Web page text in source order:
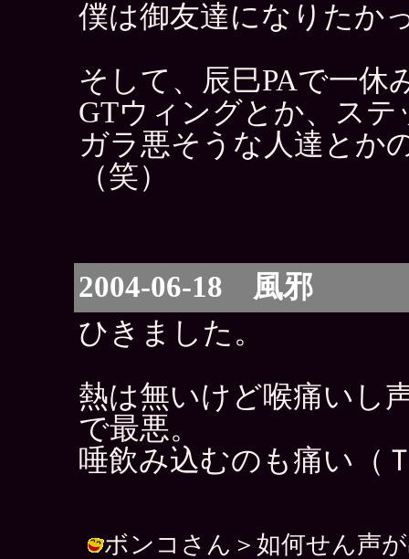
僕は御友達になりたか
そして、辰巳PAで一休
GTウィングとか、ス
ガラ悪そうな人達とか
（笑）
2004-06-18 風邪
ひきました。
熱は無いけど喉痛いし
で最悪。
唾飲み込むのも痛い（
ボンコさん＞如何せん声